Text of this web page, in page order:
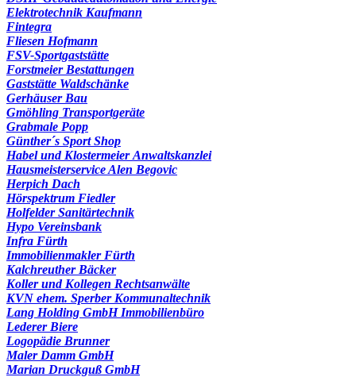
Elektrotechnik Kaufmann
Fintegra
Fliesen Hofmann
FSV-Sportgaststätte
Forstmeier Bestattungen
Gaststätte Waldschänke
Gerhäuser Bau
Gmöhling Transportgeräte
Grabmale Popp
Günther´s Sport Shop
Habel und Klostermeier Anwaltskanzlei
Hausmeisterservice Alen Begovic
Herpich Dach
Hörspektrum Fiedler
Holfelder Sanitärtechnik
Hypo Vereinsbank
Infra Fürth
Immobilienmakler Fürth
Kalchreuther Bäcker
Koller und Kollegen Rechtsanwälte
KVN ehem. Sperber Kommunaltechnik
Lang Holding GmbH Immobilienbüro
Lederer Biere
Logopädie Brunner
Maler Damm GmbH
Marian Druckguß GmbH